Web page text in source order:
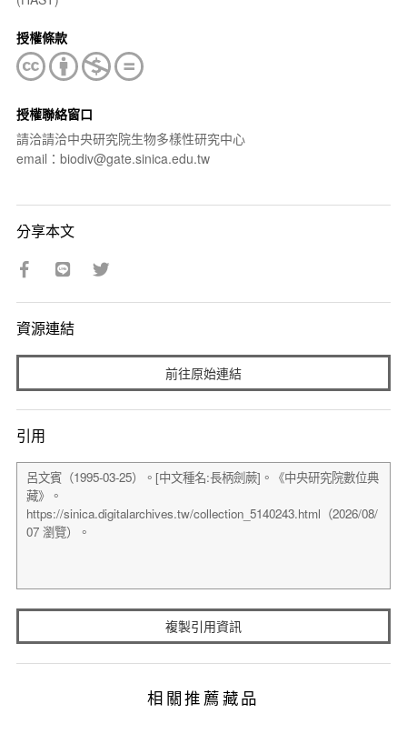
授權條款
授權聯絡窗口
請洽請洽中央研究院生物多樣性研究中心
email：biodiv@gate.sinica.edu.tw
分享本文
資源連結
前往原始連結
引用
複製引用資訊
相關推薦藏品